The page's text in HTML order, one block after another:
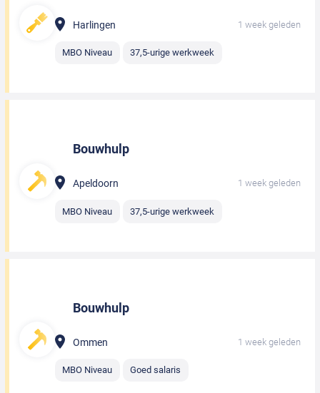
Harlingen 1 week geleden
MBO Niveau 37,5-urige werkweek
Bouwhulp
Apeldoorn 1 week geleden
MBO Niveau 37,5-urige werkweek
Bouwhulp
Ommen 1 week geleden
MBO Niveau Goed salaris